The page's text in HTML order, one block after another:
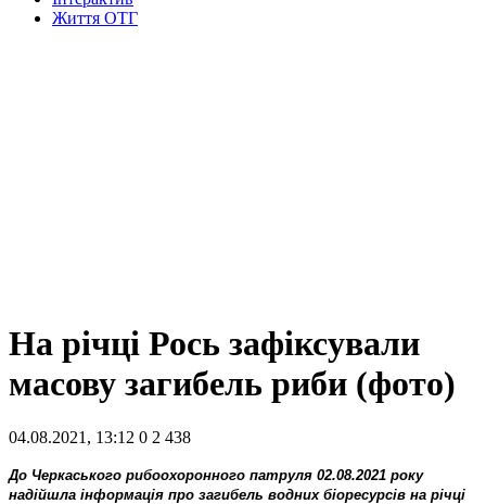
Життя ОТГ
На річці Рось зафіксували
масову загибель риби (фото)
04.08.2021, 13:12 0 2 438
До Черкаського рибоохоронного патруля 02.08.2021 року
надійшла інформація про загибель водних біоресурсів на річці